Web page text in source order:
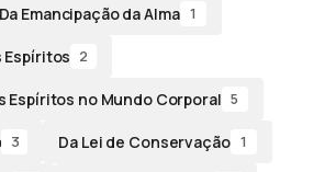
Da Emancipação da Alma 1
Espíritos 2
Espíritos no Mundo Corporal 5
3 Da Lei de Conservação 1